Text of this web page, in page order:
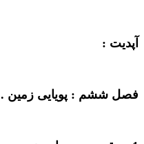
آپدیت :
فصل ششم : پویایی زمین .